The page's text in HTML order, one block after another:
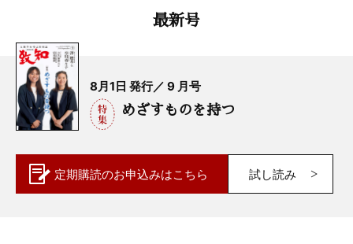
最新号
8月1日 発行／ 9 月号
めざすものを持つ
定期購読のお申込みはこちら 試し読み